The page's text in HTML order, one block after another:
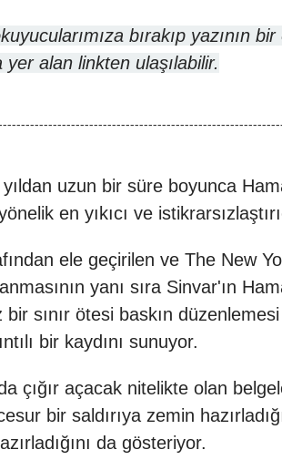
bırakıp yazının
yer alan linkten ulaşılabilir.
uzun bir süre boyunca
en yıkıcı ve
ele geçirilen ve The New
yanı sıra Sinvar'ın
bir sınır ötesi baskın
bir kaydını sunuyor.
çığır açacak nitelikte olan
bir saldırıya zemin
da gösteriyor.